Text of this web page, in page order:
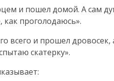
и пошел домой. А сам
как проголодаюсь».
всего и прошел
скатерку».